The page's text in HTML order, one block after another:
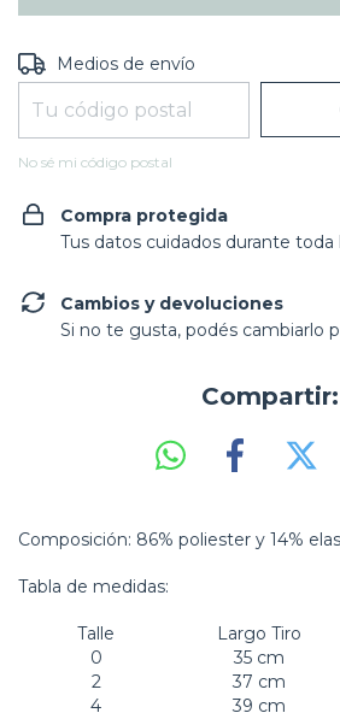
Entregas para el CP:
Medios de envío
No sé mi código postal
Compra protegida
Tus datos cuidados durante toda
Cambios y devoluciones
Si no te gusta, podés cambiarlo
Compartir:
Composición: 86% poliester y 14%
Tabla de medidas:
Talle Largo Tiro
0
35 cm
2
37 cm
4
39 cm